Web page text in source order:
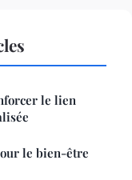
le lien
le bien-être